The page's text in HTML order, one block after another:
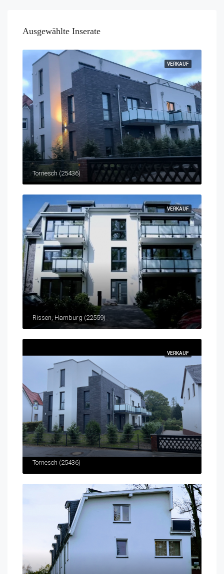
Ausgewählte Inserate
VERKAUF
Tornesch (25436)
VERKAUF
Rissen, Hamburg (22559)
VERKAUF
Tornesch (25436)